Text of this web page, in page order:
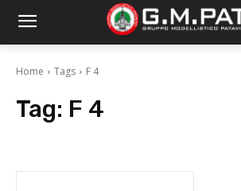
Home Tags F 4
Tag: F 4